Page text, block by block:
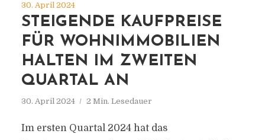
30. April 2024
STEIGENDE KAUFPREISE
FÜR WOHNIMMOBILIEN
HALTEN IM ZWEITEN
QUARTAL AN
30. April 2024 2 Min. Lesedauer
Im ersten Quartal 2024 hat das